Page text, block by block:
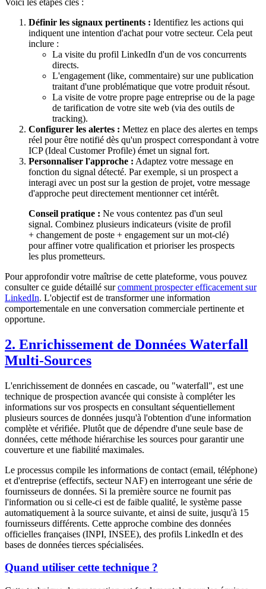
Définir les signaux pertinents : Identifiez les actions qui
indiquent une intention d'achat pour votre secteur. Cela peut
inclure :
La visite du profil LinkedIn d'un de vos concurrents
directs.
L'engagement (like, commentaire) sur une publication
traitant d'une problématique que votre produit résout.
La visite de votre propre page entreprise ou de la page
de tarification de votre site web (via des outils de
tracking).
Configurer les alertes : Mettez en place des alertes en temps
réel pour être notifié dès qu'un prospect correspondant à votre
ICP (Ideal Customer Profile) émet un signal fort.
Personnaliser l'approche : Adaptez votre message en
fonction du signal détecté. Par exemple, si un prospect a
interagi avec un post sur la gestion de projet, votre message
d'approche peut directement mentionner cet intérêt.
Conseil pratique : Ne vous contentez pas d'un seul
signal. Combinez plusieurs indicateurs (visite de profil
+ changement de poste + engagement sur un mot-clé)
pour affiner votre qualification et prioriser les prospects
les plus prometteurs.
Pour approfondir votre maîtrise de cette plateforme, vous pouvez
consulter ce guide détaillé surcomment prospecter efficacement sur
LinkedIn. L'objectif est de transformer une information
comportementale en une conversation commerciale pertinente et
opportune.
2. Enrichissement de Données Waterfall
Multi-Sources
L'enrichissement de données en cascade, ou "waterfall", est une
technique de prospection avancée qui consiste à compléter les
informations sur vos prospects en consultant séquentiellement
plusieurs sources de données jusqu'à l'obtention d'une information
complète et vérifiée. Plutôt que de dépendre d'une seule base de
données, cette méthode hiérarchise les sources pour garantir une
couverture et une fiabilité maximales.
Le processus compile les informations de contact (email, téléphone)
et d'entreprise (effectifs, secteur NAF) en interrogeant une série de
fournisseurs de données. Si la première source ne fournit pas
l'information ou si celle-ci est de faible qualité, le système passe
automatiquement à la source suivante, et ainsi de suite, jusqu'à 15
fournisseurs différents. Cette approche combine des données
officielles françaises (INPI, INSEE), des profils LinkedIn et des
bases de données tierces spécialisées.
Quand utiliser cette technique ?